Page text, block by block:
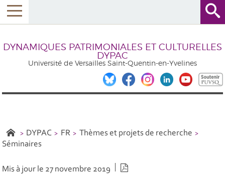
DYNAMIQUES PATRIMONIALES ET CULTURELLES
DYPAC
Université de Versailles Saint-Quentin-en-Yvelines
DYPAC FR
Thèmes et projets de recherche
Séminaires
Mis à jour le 27 novembre 2019